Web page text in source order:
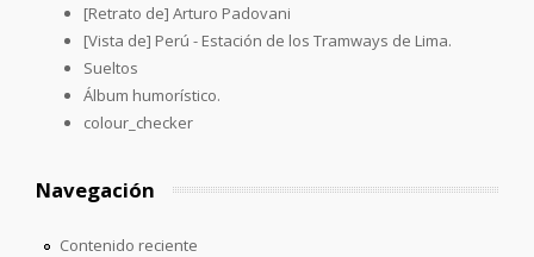
[Retrato de] Arturo Padovani
[Vista de] Perú - Estación de los Tramways de Lima.
Sueltos
Álbum humorístico.
colour_checker
Navegación
Contenido reciente